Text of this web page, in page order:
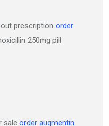
prescription order
250mg pill
sale order augmentin